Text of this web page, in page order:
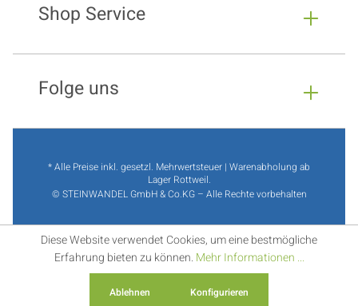
Shop Service
Folge uns
* Alle Preise inkl. gesetzl. Mehrwertsteuer | Warenabholung ab
Lager Rottweil.
© STEINWANDEL GmbH & Co.KG – Alle Rechte vorbehalten
Diese Website verwendet Cookies, um eine bestmögliche
Erfahrung bieten zu können. Mehr Informationen ...
Ablehnen Konfigurieren